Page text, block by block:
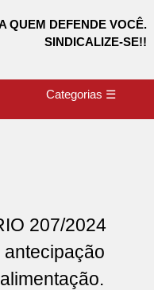
QUEM DEFENDE VOCÊ.
SINDICALIZE-SE!!
Categorias ☰
207/2024